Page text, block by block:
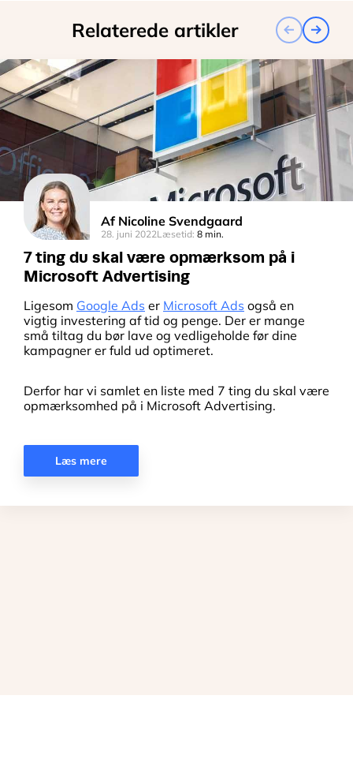
Relaterede artikler
Af Nicoline Svendgaard
28. juni 2022Læsetid: 8 min.
7 ting du skal være opmærksom på i
Microsoft Advertising
Ligesom Google Ads er Microsoft Ads også en
vigtig investering af tid og penge. Der er mange
små tiltag du bør lave og vedligeholde før dine
kampagner er fuld ud optimeret.
Derfor har vi samlet en liste med 7 ting du skal være
opmærksomhed på i Microsoft Advertising.
Læs mere